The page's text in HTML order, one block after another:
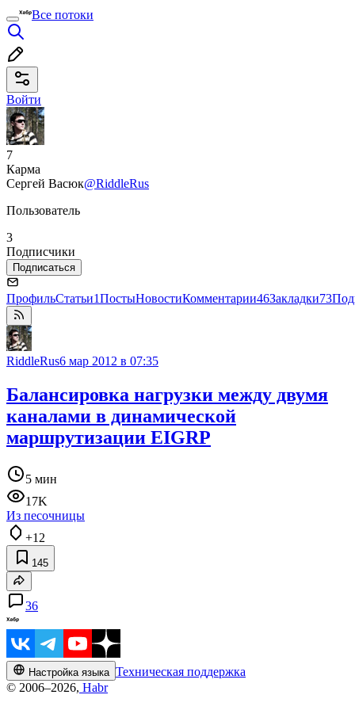
Все потоки
Войти
7
Карма
Сергей Васюк@RiddleRus
Пользователь
3
Подписчики
Подписаться
ПрофильСтатьи1ПостыНовостиКомментарии46Закладки73
RiddleRus6 мар 2012 в 07:35
Балансировка нагрузки между двумя
каналами в динамической
маршрутизации EIGRP
5 мин
17K
Из песочницы
+12
145
36
Настройка языка Техническая поддержка
© 2006–2026, Habr